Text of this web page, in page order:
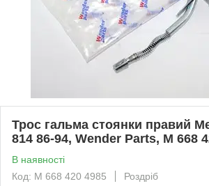
Трос гальма стоянки правий
814 86-94, Wender Parts, M 668
В наявності
Код: M 668 420 4985
Роздріб